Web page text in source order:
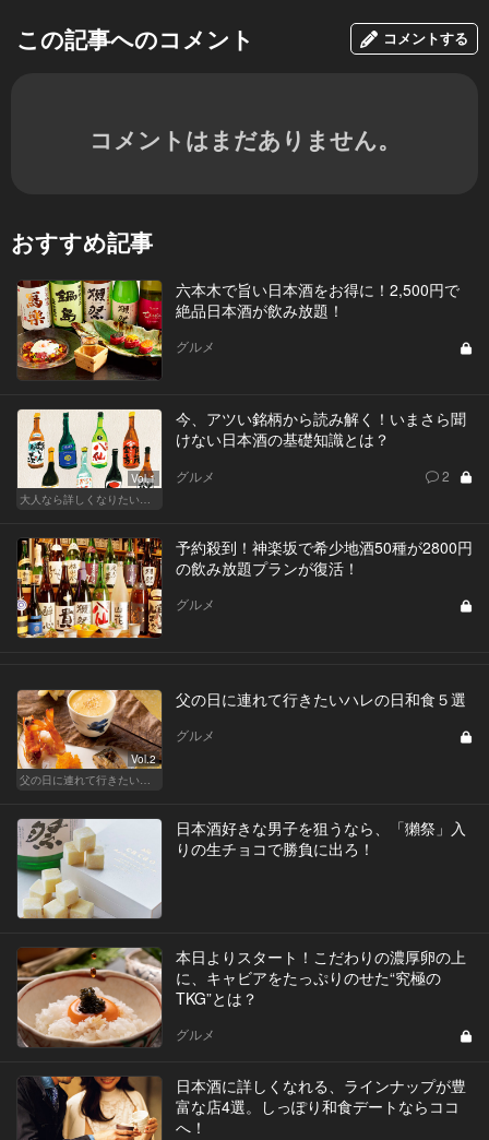
この記事へのコメント コメントする
コメントはまだありません。
おすすめ記事
六本木で旨い日本酒をお得に！2,500円で
絶品日本酒が飲み放題！
グルメ
Vol.1
大人なら詳しくなりたい、お酒の基礎知識
今、アツい銘柄から読み解く！いまさら聞
けない日本酒の基礎知識とは？
グルメ 2
予約殺到！神楽坂で希少地酒50種が2800円
の飲み放題プランが復活！
グルメ
Vol.2
父の日に連れて行きたい お父さん受けが抜群に良い都内名店
父の日に連れて行きたいハレの日和食５選
グルメ
日本酒好きな男子を狙うなら、「獺祭」入
りの生チョコで勝負に出ろ！
本日よりスタート！こだわりの濃厚卵の上
に、キャビアをたっぷりのせた“究極の
TKG”とは？
グルメ
日本酒に詳しくなれる、ラインナップが豊
富な店4選。しっぽり和食デートならココ
へ！